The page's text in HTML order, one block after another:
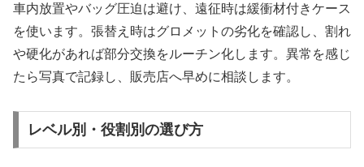
車内放置やバッグ圧迫は避け、遠征時は緩衝材付きケース
を使います。張替え時はグロメットの劣化を確認し、割れ
や硬化があれば部分交換をルーチン化します。異常を感じ
たら写真で記録し、販売店へ早めに相談します。
レベル別・役割別の選び方